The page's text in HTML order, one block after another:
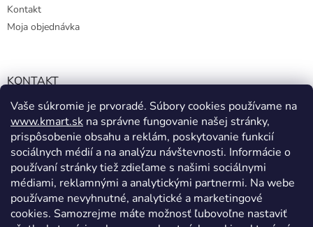
Vaše súkromie je prvoradé. Súbory cookies používame na
www.kmart.sk na správne fungovanie našej stránky,
prispôsobenie obsahu a reklám, poskytovanie funkcií
sociálnych médií a na analýzu návštevnosti. Informácie o
používaní stránky tiež zdieľame s našimi sociálnymi
médiami, reklamnými a analytickými partnermi. Na webe
používame nevyhnutné, analytické a marketingové
cookies. Samozrejme máte možnosť ľubovoľne nastaviť
Kontakt
Moja objednávka
KONTAKT
info@kmart.sk
+421 947 979 193
+421 947 979 193
facebook.com/Kolieramarket